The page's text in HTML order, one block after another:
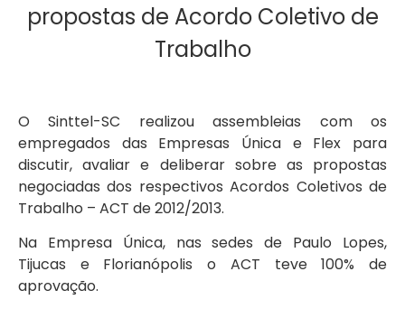
propostas de Acordo Coletivo de
Trabalho
O Sinttel-SC realizou assembleias com os
empregados das Empresas Única e Flex para
discutir, avaliar e deliberar sobre as propostas
negociadas dos respectivos Acordos Coletivos de
Trabalho – ACT de 2012/2013.
Na Empresa Única, nas sedes de Paulo Lopes,
Tijucas e Florianópolis o ACT teve 100% de
aprovação.